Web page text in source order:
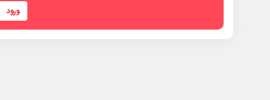
ورود